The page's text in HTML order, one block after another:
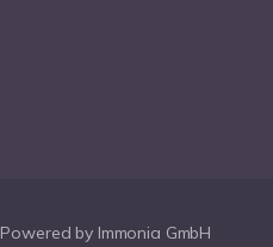
Powered by Immonia GmbH